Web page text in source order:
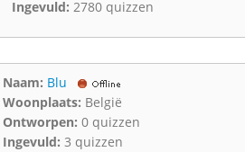
Ingevuld: 2780 quizzen
Naam: Blu
Woonplaats: België
Ontworpen: 0 quizzen
Ingevuld: 3 quizzen